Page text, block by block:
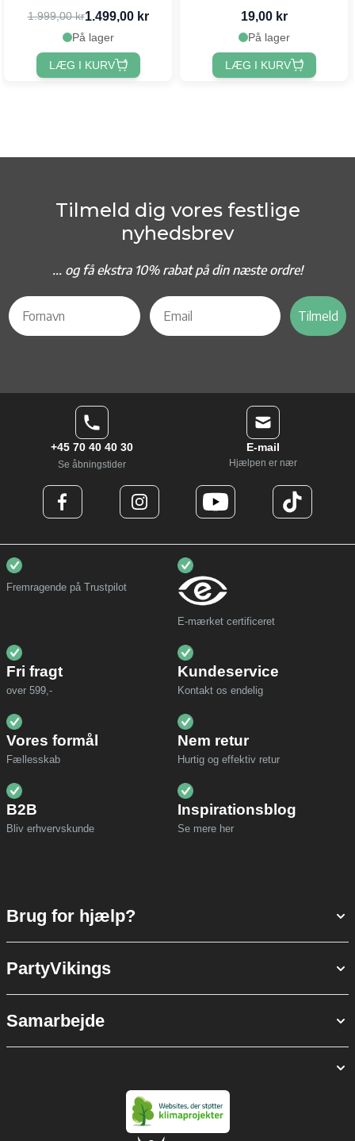
Rektangulær
1.999,00 kr1.499,00 kr
På lager
LÆG I KURV
19,00 kr
På lager
LÆG I KURV
Tilmeld dig vores festlige
nyhedsbrev
... og få ekstra 10% rabat på din næste ordre!
Tilmeld
+45 70 40 40 30
Se åbningstider
E-mail
Hjælpen er nær
Fremragende på Trustpilot
E-mærket certificeret
Fri fragt
over 599,-
Kundeservice
Kontakt os endelig
Vores formål
Fællesskab
Nem retur
Hurtig og effektiv retur
B2B
Bliv erhvervskunde
Inspirationsblog
Se mere her
Brug for hjælp?
PartyVikings
Samarbejde